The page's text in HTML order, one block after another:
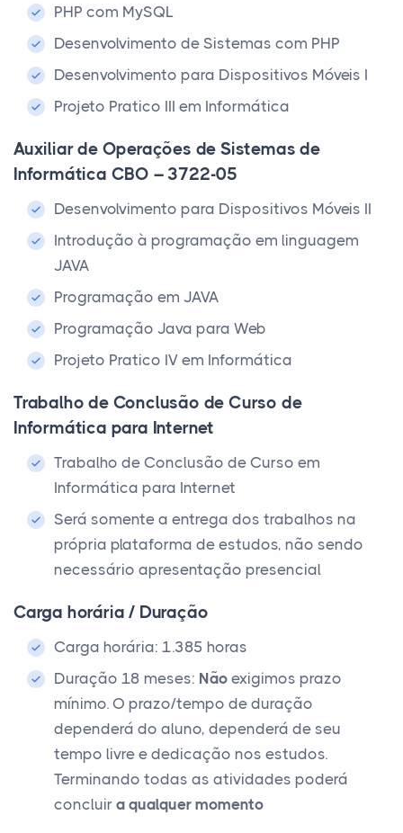
PHP com MySQL
Desenvolvimento de Sistemas com PHP
Desenvolvimento para Dispositivos Móveis I
Projeto Pratico III em Informática
Auxiliar de Operações de Sistemas de
Informática CBO – 3722-05
Desenvolvimento para Dispositivos Móveis II
Introdução à programação em linguagem
JAVA
Programação em JAVA
Programação Java para Web
Projeto Pratico IV em Informática
Trabalho de Conclusão de Curso de
Informática para Internet
Trabalho de Conclusão de Curso em
Informática para Internet
Será somente a entrega dos trabalhos na
própria plataforma de estudos, não sendo
necessário apresentação presencial
Carga horária / Duração
Carga horária: 1.385 horas
Duração 18 meses: Não exigimos prazo
mínimo. O prazo/tempo de duração
dependerá do aluno, dependerá de seu
tempo livre e dedicação nos estudos.
Terminando todas as atividades poderá
concluir a qualquer momento